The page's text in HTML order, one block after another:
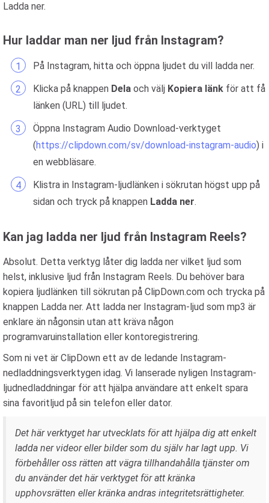
Ladda ner.
Hur laddar man ner ljud från Instagram?
På Instagram, hitta och öppna ljudet du vill ladda ner.
Klicka på knappen Dela och välj Kopiera länk för att få
länken (URL) till ljudet.
Öppna Instagram Audio Download-verktyget
(https://clipdown.com/sv/download-instagram-audio) i
en webbläsare.
Klistra in Instagram-ljudlänken i sökrutan högst upp på
sidan och tryck på knappen Ladda ner.
Kan jag ladda ner ljud från Instagram Reels?
Absolut. Detta verktyg låter dig ladda ner vilket ljud som
helst, inklusive ljud från Instagram Reels. Du behöver bara
kopiera ljudlänken till sökrutan på ClipDown.com och trycka på
knappen Ladda ner. Att ladda ner Instagram-ljud som mp3 är
enklare än någonsin utan att kräva någon
programvaruinstallation eller kontoregistrering.
Som ni vet är ClipDown ett av de ledande Instagram-
nedladdningsverktygen idag. Vi lanserade nyligen Instagram-
ljudnedladdningar för att hjälpa användare att enkelt spara
sina favoritljud på sin telefon eller dator.
Det här verktyget har utvecklats för att hjälpa dig att enkelt
ladda ner videor eller bilder som du själv har lagt upp. Vi
förbehåller oss rätten att vägra tillhandahålla tjänster om
du använder det här verktyget för att kränka
upphovsrätten eller kränka andras integritetsrättigheter.